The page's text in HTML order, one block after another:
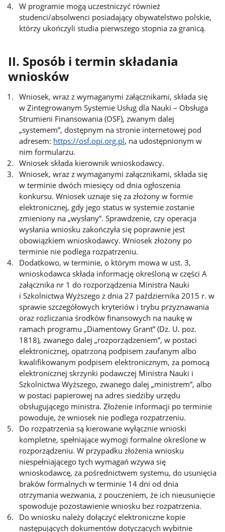
W programie mogą uczestniczyć również
studenci/absolwenci posiadający obywatelstwo polskie,
którzy ukończyli studia pierwszego stopnia za granicą.
II. Sposób i termin składania
wniosków
Wniosek, wraz z wymaganymi załącznikami, składa się
w Zintegrowanym Systemie Usług dla Nauki – Obsługa
Strumieni Finansowania (OSF), zwanym dalej
„systemem”, dostępnym na stronie internetowej pod
adresem: https://osf.opi.org.pl, na udostępnionym w
nim formularzu.
Wniosek składa kierownik wnioskodawcy.
Wniosek, wraz z wymaganymi załącznikami, składa się
w terminie dwóch miesięcy od dnia ogłoszenia
konkursu. Wniosek uznaje się za złożony w formie
elektronicznej, gdy jego status w systemie zostanie
zmieniony na „wysłany”. Sprawdzenie, czy operacja
wysłania wniosku zakończyła się poprawnie jest
obowiązkiem wnioskodawcy. Wniosek złożony po
terminie nie podlega rozpatrzeniu.
Dodatkowo, w terminie, o którym mowa w ust. 3,
wnioskodawca składa informację określoną w części A
załącznika nr 1 do rozporządzenia Ministra Nauki
i Szkolnictwa Wyższego z dnia 27 października 2015 r. w
sprawie szczegółowych kryteriów i trybu przyznawania
oraz rozliczania środków finansowych na naukę w
ramach programu „Diamentowy Grant” (Dz. U. poz.
1818), zwanego dalej „rozporządzeniem”, w postaci
elektronicznej, opatrzoną podpisem zaufanym albo
kwalifikowanym podpisem elektronicznym, za pomocą
elektronicznej skrzynki podawczej Ministra Nauki i
Szkolnictwa Wyższego, zwanego dalej „ministrem”, albo
w postaci papierowej na adres siedziby urzędu
obsługującego ministra. Złożenie informacji po terminie
powoduje, że wniosek nie podlega rozpatrzeniu.
Do rozpatrzenia są kierowane wyłącznie wnioski
kompletne, spełniające wymogi formalne określone w
rozporządzeniu. W przypadku złożenia wniosku
niespełniającego tych wymagań wzywa się
wnioskodawcę, za pośrednictwem systemu, do usunięcia
braków formalnych w terminie 14 dni od dnia
otrzymania wezwania, z pouczeniem, że ich nieusunięcie
spowoduje pozostawienie wniosku bez rozpatrzenia.
Do wniosku należy dołączyć elektroniczne kopie
następujących dokumentów dotyczących wybitnie